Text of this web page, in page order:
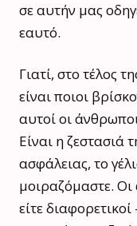
σε αυτήν μας
εαυτό.
Γιατί, στο τέλος
είναι ποιοι
αυτοί οι
Είναι η ζεστασιά
ασφάλειας, το
μοιραζόμαστε. Οι
είτε διαφορετικοί